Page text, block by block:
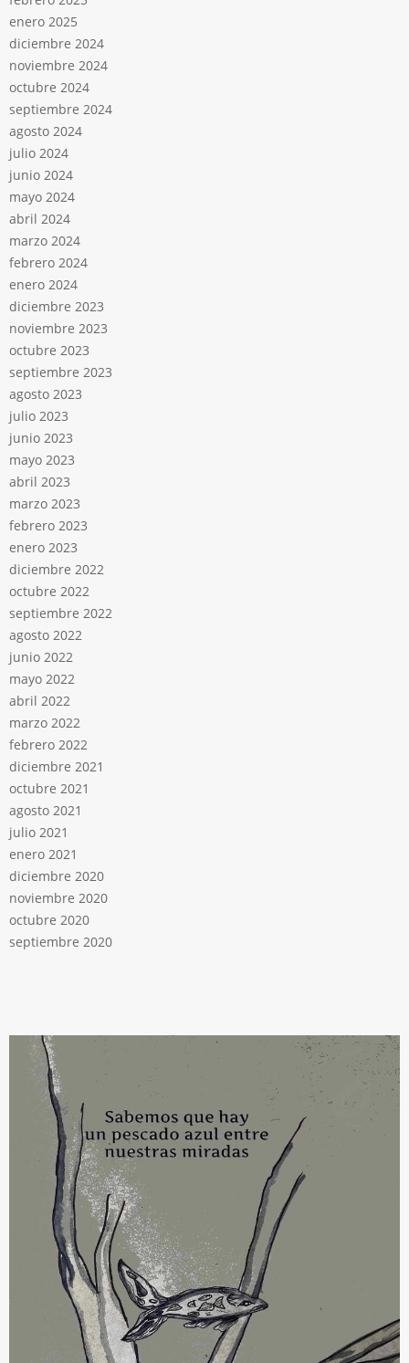
enero 2025
diciembre 2024
noviembre 2024
octubre 2024
septiembre 2024
agosto 2024
julio 2024
junio 2024
mayo 2024
abril 2024
marzo 2024
febrero 2024
enero 2024
diciembre 2023
noviembre 2023
octubre 2023
septiembre 2023
agosto 2023
julio 2023
junio 2023
mayo 2023
abril 2023
marzo 2023
febrero 2023
enero 2023
diciembre 2022
octubre 2022
septiembre 2022
agosto 2022
junio 2022
mayo 2022
abril 2022
marzo 2022
febrero 2022
diciembre 2021
octubre 2021
agosto 2021
julio 2021
enero 2021
diciembre 2020
noviembre 2020
octubre 2020
septiembre 2020